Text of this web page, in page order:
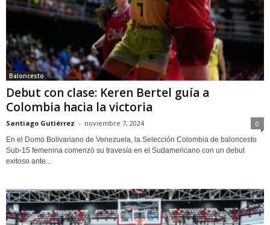
Baloncesto
Debut con clase: Keren Bertel guía a
Colombia hacia la victoria
Santiago Gutiérrez - noviembre 7, 2024 0
En el Domo Bolivariano de Venezuela, la Selección Colombia de baloncesto
Sub-15 femenina comenzó su travesía en el Sudamericano con un debut
exitoso ante...